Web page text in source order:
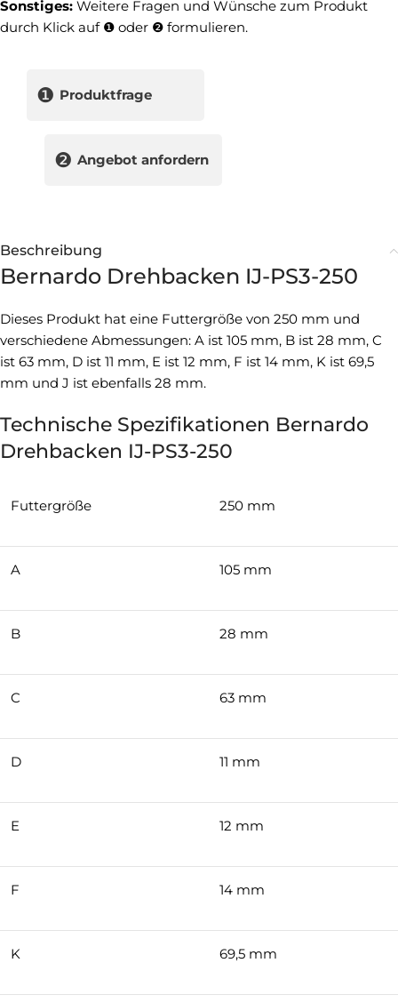
Sonstiges: Weitere Fragen und Wünsche zum Produkt
durch Klick auf ❶ oder ❷ formulieren.
❶ Produktfrage
❷ Angebot anfordern
Beschreibung
Bernardo Drehbacken IJ-PS3-250
Dieses Produkt hat eine Futtergröße von 250 mm und
verschiedene Abmessungen: A ist 105 mm, B ist 28 mm, C
ist 63 mm, D ist 11 mm, E ist 12 mm, F ist 14 mm, K ist 69,5
mm und J ist ebenfalls 28 mm.
Technische Spezifikationen Bernardo
Drehbacken IJ-PS3-250
Futtergröße 250 mm
A 105 mm
B 28 mm
C 63 mm
D 11 mm
E 12 mm
F 14 mm
K 69,5 mm